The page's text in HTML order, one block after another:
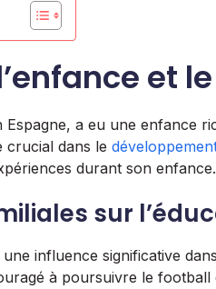
et
Espagne, a eu une enfance
crucial dans le
durant son enfance.
sur
influence significative
à poursuivre le